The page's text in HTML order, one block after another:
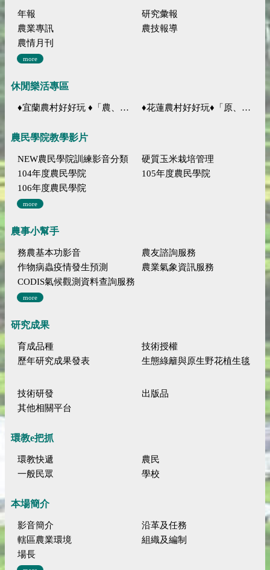
年報
研究彙報
農業專訊
農技報導
農情月刊
more
休閒樂活專區
♦宜蘭農村好好玩 ♦「農、藝、山、水」四條遊程推薦 ♦花蓮農村好好玩♦「原、生、慢、活」四條遊程推薦
農民學院教學影片
NEW農民學院訓練影音分類
硬質玉米栽培管理
104年度農民學院
105年度農民學院
106年度農民學院
more
農事小幫手
務農基本功影音
農友諮詢服務
作物病蟲疫情發生預測
農業氣象資訊服務
CODIS氣候觀測資料查詢服務
more
研究成果
育成品種
技術授權
歷年研究成果發表
生態綠籬與原生野花植生毯
技術研發
出版品
其他相關平台
環教e把抓
環教快遞
農民
一般民眾
學校
本場簡介
影音簡介
沿革及任務
轄區農業環境
組織及編制
場長